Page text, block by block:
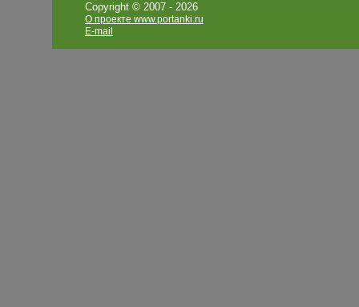
Copyright © 2007 - 2026
О проекте www.portanki.ru
E-mail